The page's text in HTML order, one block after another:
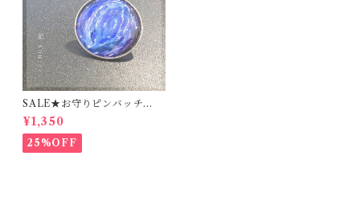
SALE★お守りピンバッチ
【源-source-】
¥1,350
25%OFF